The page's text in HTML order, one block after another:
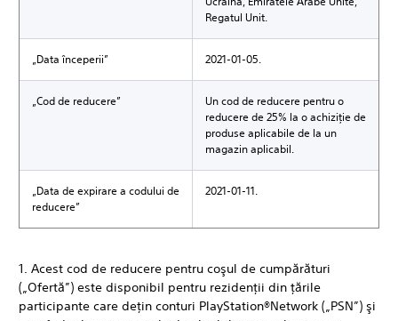
Regatul Unit.
„Data începerii” 2021-01-05.
„Cod de reducere”
Un cod de reducere pentru o
reducere de 25% la o achiziţie de
produse aplicabile de la un
magazin aplicabil.
„Data de expirare a codului de
reducere”
2021-01-11.
1. Acest cod de reducere pentru coşul de cumpărături
(„Ofertă”) este disponibil pentru rezidenţii din ţările
participante care deţin conturi PlayStation®Network („PSN”) şi